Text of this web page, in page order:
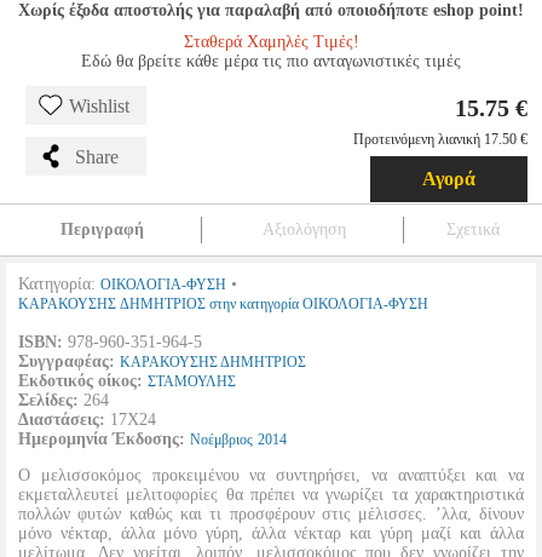
Χωρίς έξοδα αποστολής για παραλαβή από οποιοδήποτε eshop point!
Σταθερά Χαμηλές Τιμές!
Εδώ θα βρείτε κάθε μέρα τις πιο ανταγωνιστικές τιμές
Wishlist
Share
15.75 €
Προτεινόμενη λιανική 17.50 €
Αγορά
Περιγραφή Αξιολόγηση Σχετικά
Κατηγορία: ΟΙΚΟΛΟΓΙΑ-ΦΥΣΗ •
ΚΑΡΑΚΟΥΣΗΣ ΔΗΜΗΤΡΙΟΣ στην κατηγορία ΟΙΚΟΛΟΓΙΑ-ΦΥΣΗ
ISBN: 978-960-351-964-5
Συγγραφέας: ΚΑΡΑΚΟΥΣΗΣ ΔΗΜΗΤΡΙΟΣ
Εκδοτικός οίκος: ΣΤΑΜΟΥΛΗΣ
Σελίδες: 264
Διαστάσεις: 17Χ24
Ημερομηνία Έκδοσης: Νοέμβριος 2014
Ο μελισσοκόμος προκειμένου να συντηρήσει, να αναπτύξει και να
εκμεταλλευτεί μελιτοφορίες θα πρέπει να γνωρίζει τα χαρακτηριστικά
πολλών φυτών καθώς και τι προσφέρουν στις μέλισσες. ’λλα, δίνουν
μόνο νέκταρ, άλλα μόνο γύρη, άλλα νέκταρ και γύρη μαζί και άλλα
μελίτωμα. Δεν νοείται, λοιπόν, μελισσοκόμος που δεν γνωρίζει την